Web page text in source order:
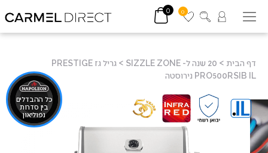
0
0
דף הבית > 20 שנה ל- SIZZLE ZONE >
גריל גז PRESTIGE
PRO500RSIB IL נירוסטה
כל ההבדלים
בין סדרות
נפוליאון